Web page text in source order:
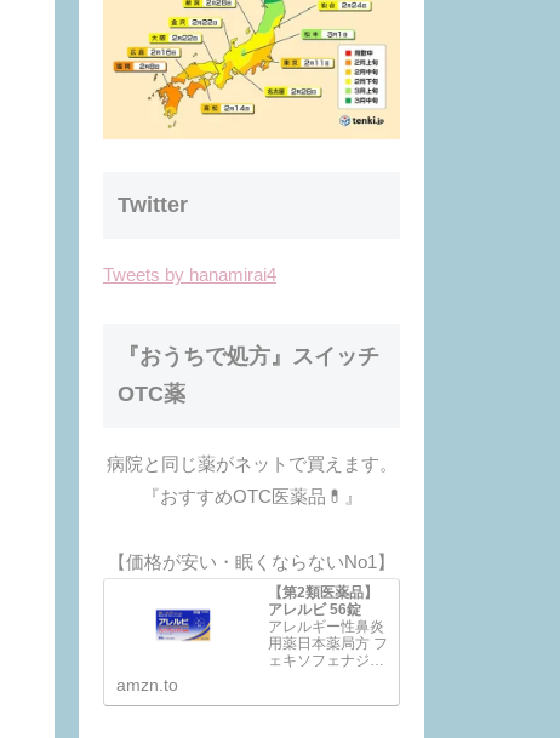
Twitter
Tweets by hanamirai4
『おうちで処方』スイッチ
OTC薬
病院と同じ薬がネットで買えます。
『おすすめOTC医薬品💊』
【価格が安い・眠くならないNo1】
【第2類医薬品】
アレルビ 56錠
アレルギー性鼻炎
用薬日本薬局方 フ
ェキソフェナジン
よる鼻みず、鼻づ
amzn.to